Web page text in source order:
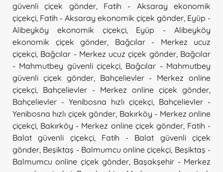
güvenli çiçek gönder, Fatih - Aksaray ekonomik
çiçekçi Fatih - Aksaray ekonomik çiçek gönder Eyüp -
Alibeyköy ekonomik çiçekçi, Eyüp - Alibeyköy
ekonomik çiçek gönder
Bağcılar - Merkez ucuz
çiçekçi Bağcılar - Merkez ucuz çiçek gönder, Bağcılar
- Mahmutbey güvenli çiçekçi Bağcılar - Mahmutbey
güvenli çiçek gönder, Bahçelievler - Merkez online
çiçekçi
Bahçelievler - Merkez online çiçek gönder
Bahçelievler - Yenibosna hızlı çiçekçi
Bahçelievler -
Yenibosna hızlı çiçek gönder Bakırköy - Merkez online
çiçekçi Bakırköy - Merkez online çiçek gönder, Fatih -
Balat güvenli çiçekçi, Fatih - Balat güvenli çiçek
gönder Beşiktaş - Balmumcu online çiçekçi Beşiktaş -
Balmumcu online çiçek gönder Başakşehir - Merkez